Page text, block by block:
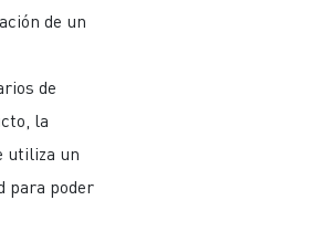
de un
de
la
utiliza un
para poder